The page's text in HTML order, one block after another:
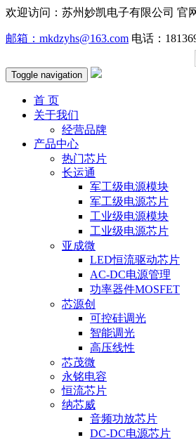
欢迎访问：苏州妙凯电子有限公司 官
邮箱：mkdzyhs@163.com 电话：
Toggle navigation
首 页
关于我们
经营品牌
产品中心
热门芯片
长运通
军工级电源模块
军工级电源芯片
工业级电源模块
工业级电源芯片
亚成微
LED恒流驱动芯片
AC-DC电源管理
功率器件MOSFET
芯源创
可控硅调光
智能调光
高压线性
芯茂微
永铭电容
恒流芯片
纳芯威
音频功放芯片
DC-DC电源芯片